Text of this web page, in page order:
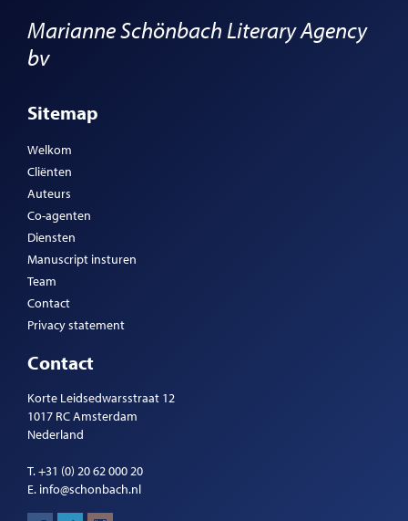
Marianne Schönbach Literary Agency
bv
Sitemap
Welkom
Cliënten
Auteurs
Co-agenten
Diensten
Manuscript insturen
Team
Contact
Privacy statement
Contact
Korte Leidsedwarsstraat 12
1017 RC Amsterdam
Nederland
T.+31 (0) 20 62 000 20
E. info@schonbach.nl